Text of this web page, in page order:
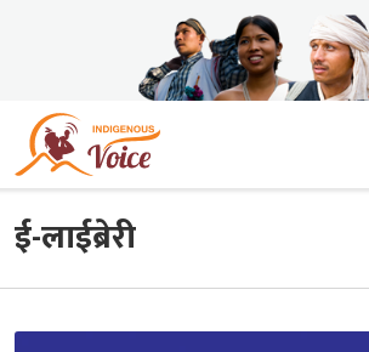
ई-लाईब्रेरी